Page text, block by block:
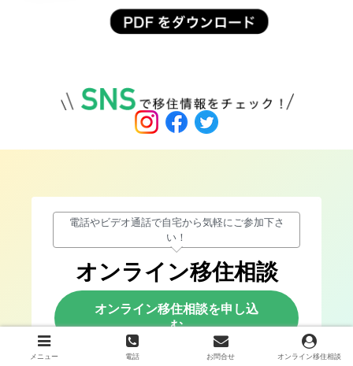
電話やビデオ通話で自宅から気軽にご参加下さ
い！
オンライン移住相談
オンライン移住相談を申し込
む
メニュー 電話 お問合せ オンライン移住相談